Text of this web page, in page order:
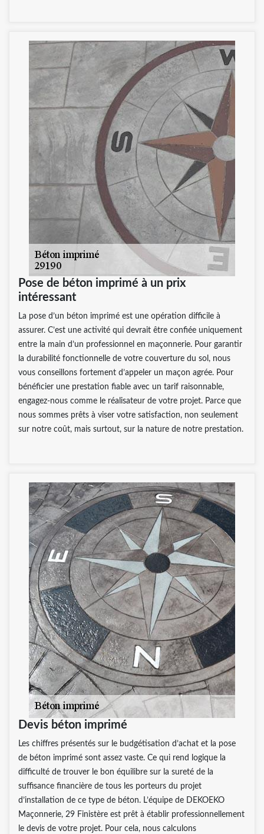
Pose de béton imprimé à un prix
intéressant
La pose d’un béton imprimé est une opération difficile à
assurer. C’est une activité qui devrait être confiée uniquement
entre la main d’un professionnel en maçonnerie. Pour garantir
la durabilité fonctionnelle de votre couverture du sol, nous
vous conseillons fortement d’appeler un maçon agrée. Pour
bénéficier une prestation fiable avec un tarif raisonnable,
engagez-nous comme le réalisateur de votre projet. Parce que
nous sommes prêts à viser votre satisfaction, non seulement
sur notre coût, mais surtout, sur la nature de notre prestation.
Devis béton imprimé
Les chiffres présentés sur le budgétisation d’achat et la pose
de béton imprimé sont assez vaste. Ce qui rend logique la
difficulté de trouver le bon équilibre sur la sureté de la
suffisance financière de tous les porteurs du projet
d’installation de ce type de béton. L’équipe de DEKOEKO
Maçonnerie, 29 Finistère est prêt à établir professionnellement
le devis de votre projet. Pour cela, nous calculons